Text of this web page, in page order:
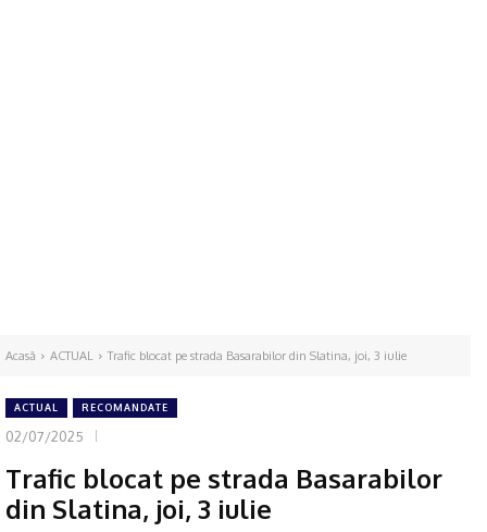
Acasă ACTUAL Trafic blocat pe strada Basarabilor din Slatina, joi, 3 iulie
ACTUAL RECOMANDATE
02/07/2025
Trafic blocat pe strada Basarabilor
din Slatina, joi, 3 iulie